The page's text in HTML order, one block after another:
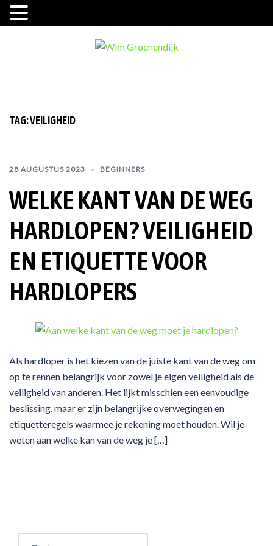
TAG:VEILIGHEID
28 AUGUSTUS 2023 BEGINNERS
WELKE KANT VAN DE WEG
HARDLOPEN? VEILIGHEID
EN ETIQUETTE VOOR
HARDLOPERS
Als hardloper is het kiezen van de juiste kant van de weg om
op te rennen belangrijk voor zowel je eigen veiligheid als de
veiligheid van anderen. Het lijkt misschien een eenvoudige
beslissing, maar er zijn belangrijke overwegingen en
etiquetteregels waarmee je rekening moet houden. Wil je
weten aan welke kan van de weg je […]